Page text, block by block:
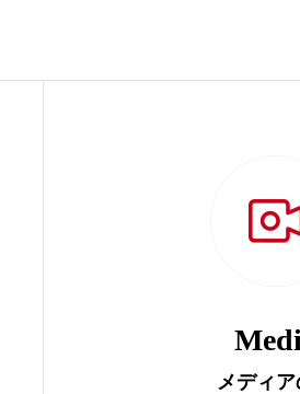
メディア